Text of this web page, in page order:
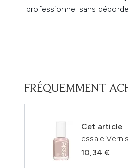
professionnel sans
FRÉQUEMMENT
Cet article
essaie
10,34 €